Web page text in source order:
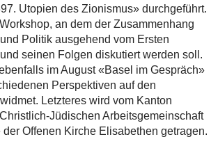
Utopien des Zionismus» durchgeführt.
an dem der Zusammenhang
Politik ausgehend vom Ersten
seinen Folgen diskutiert werden soll.
im August «Basel im Gespräch»
Perspektiven auf den
Letzteres wird vom Kanton
Jüdischen Arbeitsgemeinschaft
Offenen Kirche Elisabethen getragen.